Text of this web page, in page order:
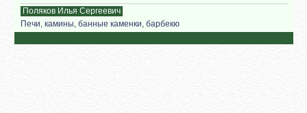
Поляков Илья Сергеевич
Печи, камины, банные каменки, барбекю